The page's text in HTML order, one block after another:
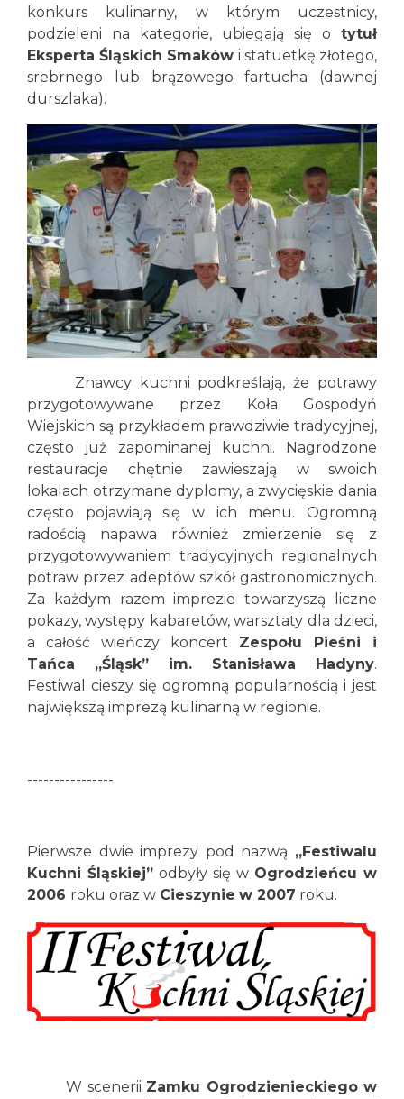
konkurs kulinarny, w którym uczestnicy,
podzieleni na kategorie, ubiegają się o tytuł
Eksperta Śląskich Smaków i statuetkę złotego,
srebrnego lub brązowego fartucha (dawnej
durszlaka).
Znawcy kuchni podkreślają, że potrawy
przygotowywane przez Koła Gospodyń
Wiejskich są przykładem prawdziwie tradycyjnej,
często już zapominanej kuchni. Nagrodzone
restauracje chętnie zawieszają w swoich
lokalach otrzymane dyplomy, a zwycięskie dania
często pojawiają się w ich menu. Ogromną
radością napawa również zmierzenie się z
przygotowywaniem tradycyjnych regionalnych
potraw przez adeptów szkół gastronomicznych.
Za każdym razem imprezie towarzyszą liczne
pokazy, występy kabaretów, warsztaty dla dzieci,
a całość wieńczy koncert Zespołu Pieśni i
Tańca „Śląsk” im. Stanisława Hadyny.
Festiwal cieszy się ogromną popularnością i jest
największą imprezą kulinarną w regionie.
----------------
Pierwsze dwie imprezy pod nazwą „Festiwalu
Kuchni Śląskiej” odbyły się w Ogrodzieńcu w
2006 roku oraz w Cieszynie w 2007 roku.
W scenerii Zamku Ogrodzienieckiego w